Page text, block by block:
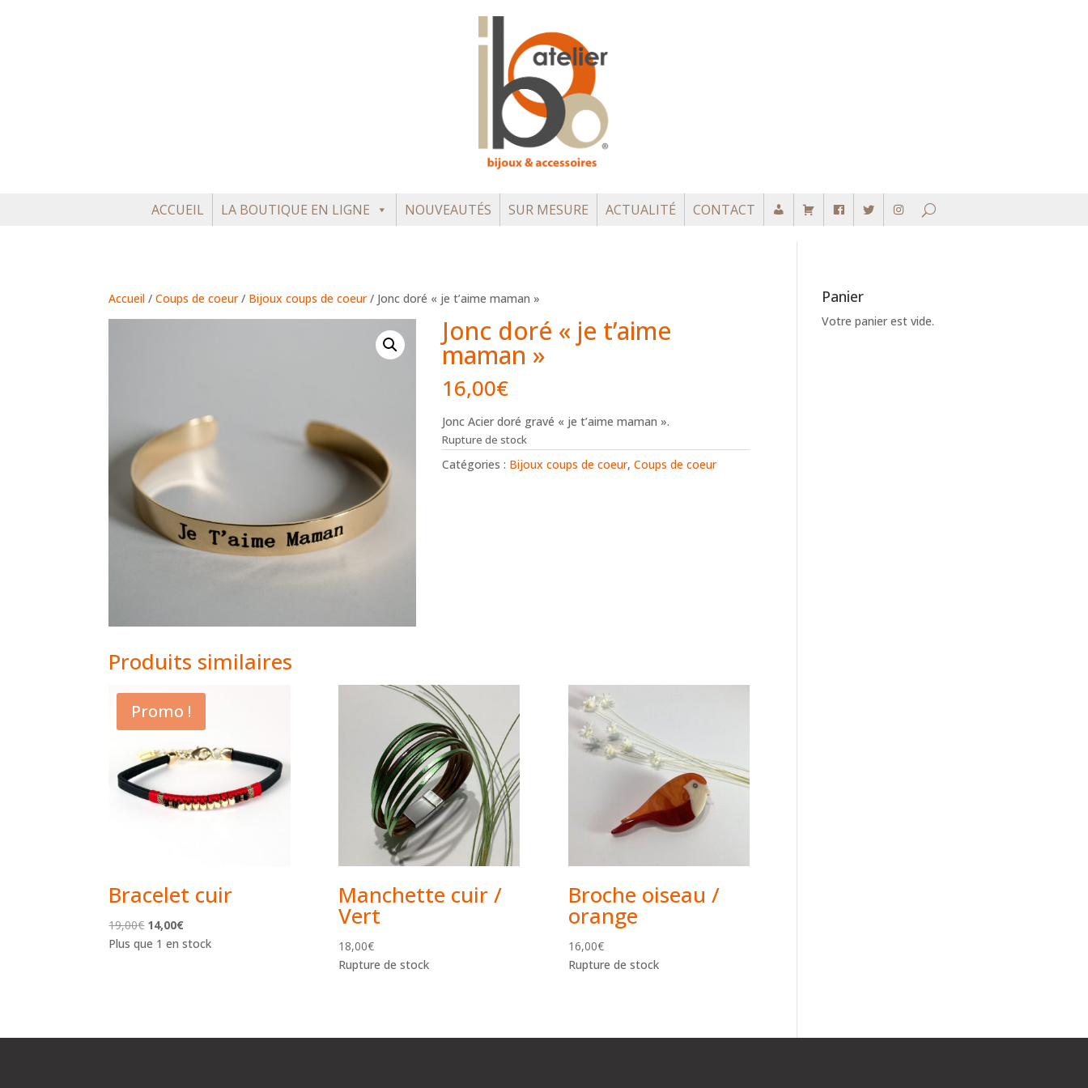
ACCUEIL LA BOUTIQUE EN LIGNE NOUVEAUTÉS SUR MESURE ACTUALITÉ CONTACT
Accueil /Coups de coeur/ Bijoux coups de coeur/ Jonc doré « je t’aime maman »
Jonc doré « je t’aime
maman »
16,00€
Jonc Acier doré gravé « je t’aime maman ».
Rupture de stock
Catégories : Bijoux coups de coeur,Coups de coeur
Produits similaires
Promo !
Bracelet cuir
19,00€ Le
prix
14,00€Le
prix
Plus que 1 en stock
Manchette cuir /
Vert
18,00€
Rupture de stock
Broche oiseau /
orange
16,00€
Rupture de stock
Panier
Votre panier est vide.